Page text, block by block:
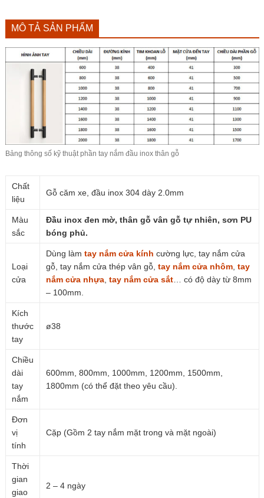
MÔ TẢ SẢN PHẨM
Bảng thông số kỹ thuật phần tay nắm đầu inoxthân gỗ
Chất
liệu
Gỗ căm xe, đầu inox 304 dày 2.0mm
Màu
sắc
Đầu inox đen mờ, thân gỗ vân gỗ tự nhiên, sơn PU
bóng phủ.
Loại
cửa
Dùng làm tay nắm cửa kính cường lực, tay nắm cửa
gỗ, tay nắm cửa thép vân gỗ, tay nắm cửa nhôm, tay
nắm cửa nhựa, tay nắm cửa sắt… có độ dày từ 8mm
– 100mm.
Kích
thước
tay
ø38
Chiều
dài
tay
nắm
600mm, 800mm, 1000mm, 1200mm, 1500mm,
1800mm (có thể đặt theo yêu cầu).
Đơn
vị
tính
Cặp (Gồm 2 tay nắm mặt trong và mặt ngoài)
Thời
gian
giao
2 – 4 ngày